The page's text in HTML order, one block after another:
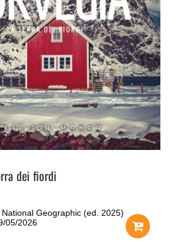
dei fiordi
Geographic (ed. 2025)
05/2026